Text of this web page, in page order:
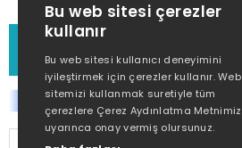
MÜŞTERİ HİZMETLERİ
(0212) 373 77 00
Bu web sitesi çerezler
kullanır
Bu web sitesi kullanıcı deneyimini
iyileştirmek için çerezler kullanır. Web
sitemizi kullanmak suretiyle tüm
çerezlere Çerez Aydınlatma Metnimiz
uyarınca onay vermiş olursunuz.